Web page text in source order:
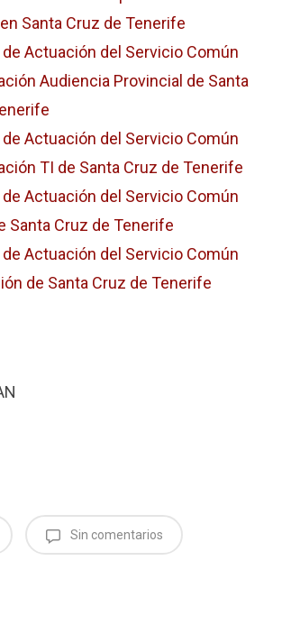
Santa Cruz de Tenerife
Actuación del Servicio Común
Audiencia Provincial de Santa
Actuación del Servicio Común
TI de Santa Cruz de Tenerife
Actuación del Servicio Común
Santa Cruz de Tenerife
Actuación del Servicio Común
de Santa Cruz de Tenerife
Sin comentarios